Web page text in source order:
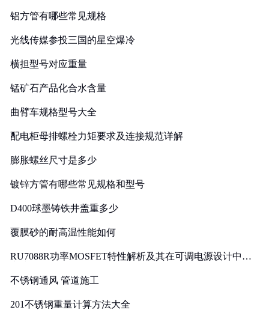
铝方管有哪些常见规格
光线传媒参投三国的星空爆冷
横担型号对应重量
锰矿石产品化合水含量
曲臂车规格型号大全
配电柜母排螺栓力矩要求及连接规范详解
膨胀螺丝尺寸是多少
镀锌方管有哪些常见规格和型号
D400球墨铸铁井盖重多少
覆膜砂的耐高温性能如何
RU7088R功率MOSFET特性解析及其在可调电源设计中的
不锈钢通风 管道施工
201不锈钢重量计算方法大全